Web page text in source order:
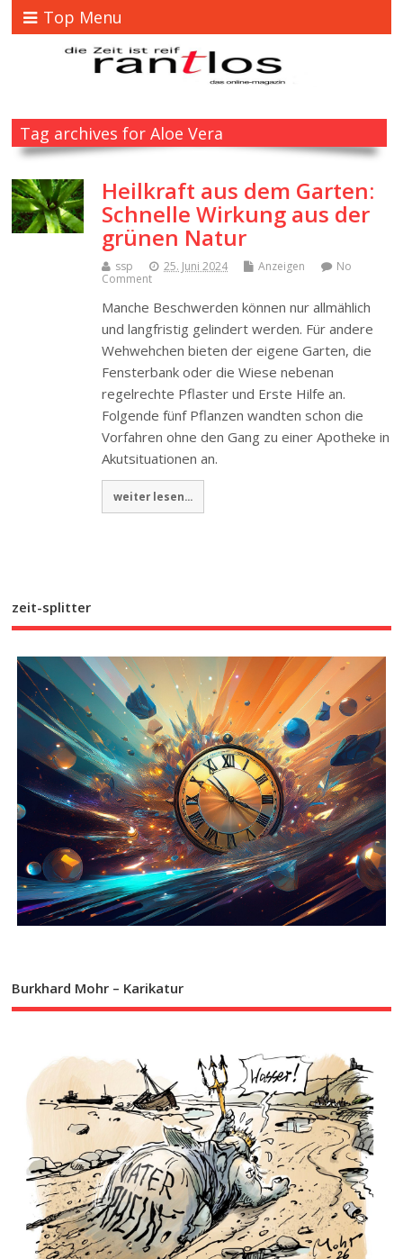
Top Menu
Tag archives for Aloe Vera
Heilkraft aus dem Garten:
Schnelle Wirkung aus der
grünen Natur
ssp 25. Juni 2024 Anzeigen
No
Comment
Manche Beschwerden können nur allmählich
und langfristig gelindert werden. Für andere
Wehwehchen bieten der eigene Garten, die
Fensterbank oder die Wiese nebenan
regelrechte Pflaster und Erste Hilfe an.
Folgende fünf Pflanzen wandten schon die
Vorfahren ohne den Gang zu einer Apotheke in
Akutsituationen an.
weiter lesen...
zeit-splitter
Burkhard Mohr – Karikatur